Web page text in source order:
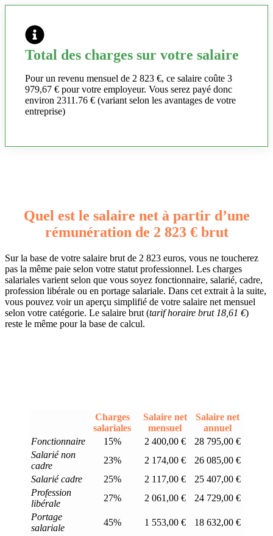
Total des charges sur votre salaire
Pour un revenu mensuel de 2 823 €, ce salaire coûte 3
979,67 € pour votre employeur. Vous serez payé donc
environ 2311.76 € (variant selon les avantages de votre
entreprise)
Quel est le salaire net à partir d’une
rémunération de 2 823 € brut
Sur la base de votre salaire brut de 2 823 euros, vous ne toucherez
pas la même paie selon votre statut professionnel. Les charges
salariales varient selon que vous soyez fonctionnaire, salarié, cadre,
profession libérale ou en portage salariale. Dans cet extrait à la suite,
vous pouvez voir un aperçu simplifié de votre salaire net mensuel
selon votre catégorie. Le salaire brut (tarif horaire brut 18,61 €)
reste le même pour la base de calcul.
Charges
salariales
Salaire net
mensuel
Salaire net
annuel
Fonctionnaire
15% 2 400,00 €
28 795,00 €
Salarié non
cadre
23% 2 174,00 €
26 085,00 €
Salarié cadre
25% 2 117,00 €
25 407,00 €
Profession
libérale
27% 2 061,00 €
24 729,00 €
Portage
salariale
45% 1 553,00 € 18 632,00 €